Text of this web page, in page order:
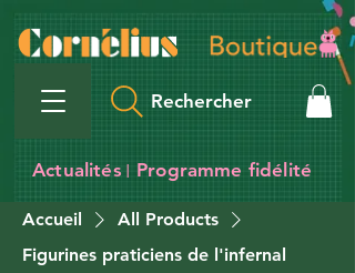
Rechercher
Programme fidélité
Actualités I
Accueil
All Products
Figurines praticiens de l'infernal